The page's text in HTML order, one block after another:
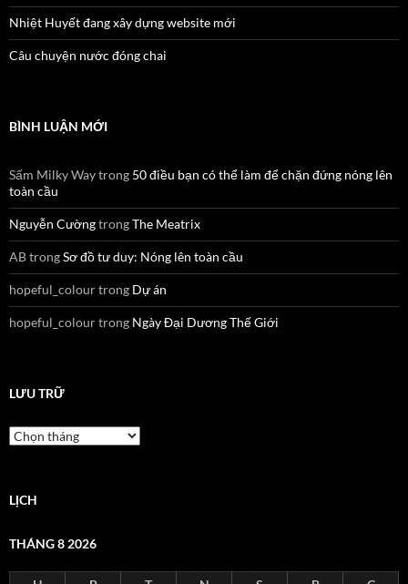
Nhiệt Huyết đang xây dựng website mới
Câu chuyện nước đóng chai
BÌNH LUẬN MỚI
Sấm Milky Waytrong 50 điều bạn có thể làm để chặn đứng nóng lên
toàn cầu
Nguyễn CườngtrongThe Meatrix
ABtrongSơ đồ tư duy: Nóng lên toàn cầu
hopeful_colourtrong Dự án
hopeful_colourtrong Ngày Đại Dương Thế Giới
LƯU TRỮ
Lưu
trữ
LỊCH
THÁNG 8 2026